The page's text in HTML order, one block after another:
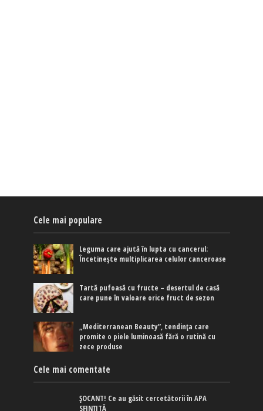
Cele mai populare
Leguma care ajută în lupta cu cancerul:
Încetinește multiplicarea celulor canceroase
Tartă pufoasă cu fructe – desertul de casă
care pune în valoare orice fruct de sezon
„Mediterranean Beauty”, tendința care
promite o piele luminoasă fără o rutină cu
zece produse
Cele mai comentate
ȘOCANT! Ce au găsit cercetătorii în APA
SFINȚITĂ